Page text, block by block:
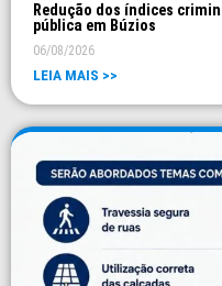
Redução dos índices
pública em Búzios
06/08/2026
LEIA MAIS >>